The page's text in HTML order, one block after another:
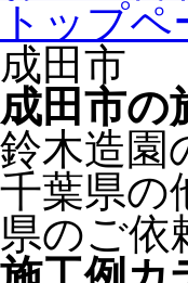
トップペ
成田市
成田市の
鈴木造園
千葉県の
県のご依